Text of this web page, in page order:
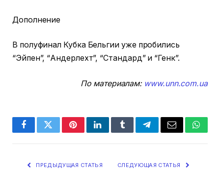
Дополнение
В полуфинал Кубка Бельгии уже пробились
“Эйпен”, “Андерлехт”, “Стандард” и “Генк”.
По материалам: www.unn.com.ua
FacebookTwitterPinterestLinkedInTumblrTelegramEmail
ПРЕДЫДУЩАЯ СТАТЬЯ СЛЕДУЮЩАЯ СТАТЬЯ